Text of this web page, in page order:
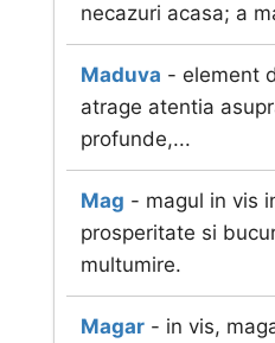
necazuri acasa; a
Maduva - element
atrage atentia
profunde,...
Mag - magul in vis
prosperitate si
multumire.
Magar - in vis,